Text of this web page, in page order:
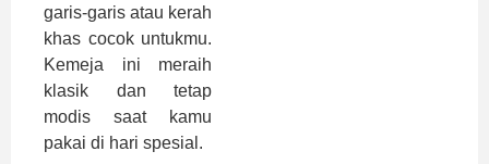
garis-garis atau kerah
khas cocok untukmu.
Kemeja ini meraih
klasik dan tetap
modis saat kamu
pakai di hari spesial.